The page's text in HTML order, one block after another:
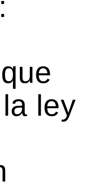
ley